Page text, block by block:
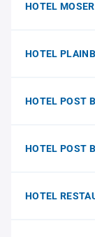
HOTEL
HOTEL
HOTEL POST
HOTEL POST
HOTEL